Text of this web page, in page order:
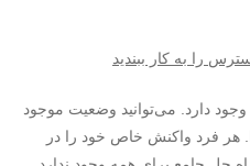
را به کار ببندید
دارد. می‌توانید وضعیت موجود
هر فرد واکنش خاص خود را در